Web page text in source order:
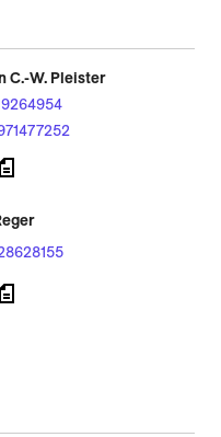
C.-W. Pleister